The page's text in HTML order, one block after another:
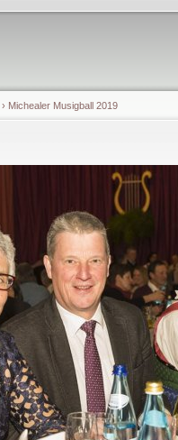
› Michealer Musigball 2019